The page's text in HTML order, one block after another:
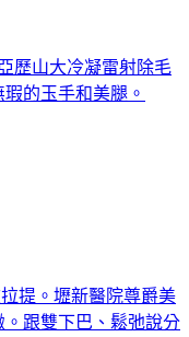
歷山大冷凝雷射除毛
的玉手和美腿。
提。壢新醫院尊爵美
跟雙下巴、鬆弛說分